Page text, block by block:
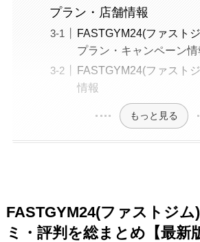
プラン・店舗情報
FASTGYM24(ファスト
プラン・キャンペーン情
FASTGYM24(ファスト
情報
もっと見る
FASTGYM24(ファストジム
ミ・評判を総まとめ【最新